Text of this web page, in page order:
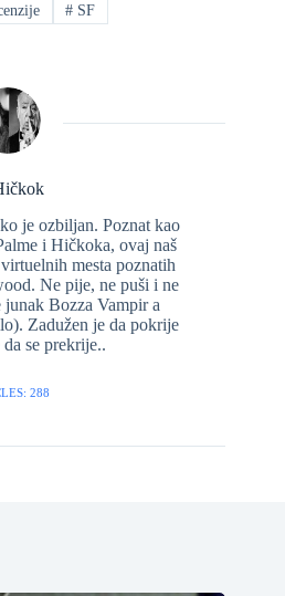
# SF
je ozbiljan. Poznat kao
i Hičkoka, ovaj naš
mesta poznatih
Ne pije, ne puši i ne
Bozza Vampir a
Zadužen je da pokrije
se prekrije..
288